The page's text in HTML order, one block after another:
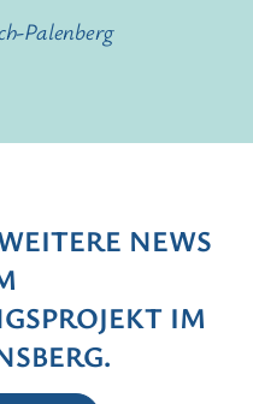
Palenberg
NEWS
IM